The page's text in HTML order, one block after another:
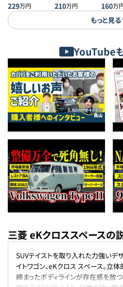
229万円
210万円
トバッ
ロアク
160万
もっと見る
YouTube
三菱 eKクロススペースの
SUVテイストを取り入れた力強いデ
イトワゴン、eKクロス スペース。立
締まったボディラインが存在感を放